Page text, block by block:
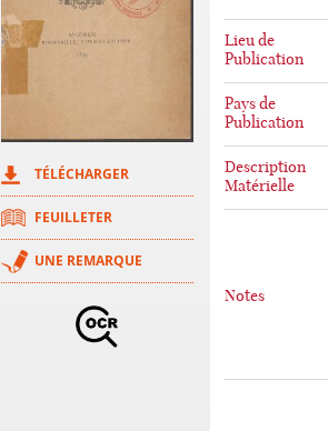
TÉLÉCHARGER
FEUILLETER
UNE REMARQUE
Lieu de
Publication
Pays de
Publication
Description
Matérielle
Notes